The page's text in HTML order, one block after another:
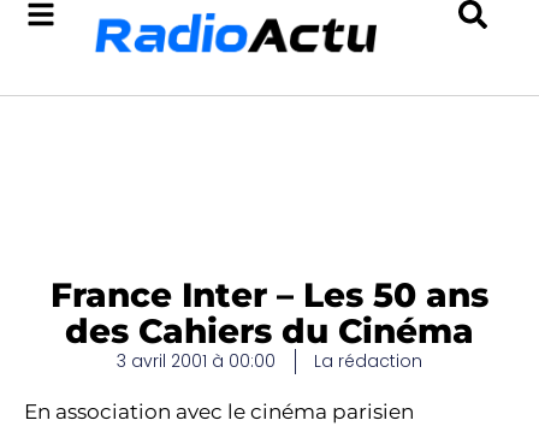
France Inter – Les 50 ans
des Cahiers du Cinéma
3 avril 2001 à 00:00 La rédaction
En association avec le cinéma parisien